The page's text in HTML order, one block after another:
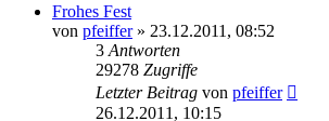
Frohes Fest
von pfeiffer» 23.12.2011, 08:52
3 Antworten
29278 Zugriffe
Letzter Beitrag von pfeiffer
26.12.2011, 10:15